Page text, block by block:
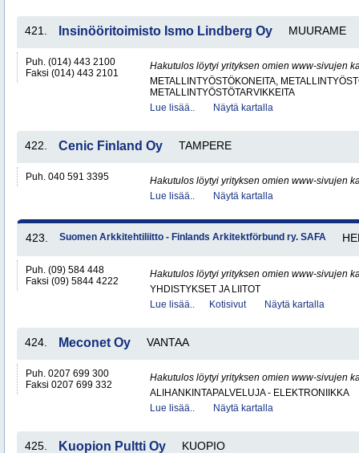
421. Insinööritoimisto Ismo Lindberg Oy MUURAME
Puh. (014) 443 2100
Faksi (014) 443 2101
Hakutulos löytyi yrityksen omien www-sivujen
METALLINTYÖSTÖKONEITA,
METALLINTYÖSTÖTARVIKKEITA
Lue lisää..
Näytä kartalla
422. Cenic Finland Oy TAMPERE
Puh. 040 591 3395
Hakutulos löytyi yrityksen omien www-sivujen
Lue lisää..
Näytä kartalla
423. Suomen Arkkitehtiliitto - Finlands Arkitektförbund ry. SAFA
Puh. (09) 584 448
Faksi (09) 5844 4222
Hakutulos löytyi yrityksen omien www-sivujen
YHDISTYKSET JA LIITOT
Lue lisää..
Kotisivut Näytä kartalla
424. Meconet Oy VANTAA
Puh. 0207 699 300
Faksi 0207 699 332
Hakutulos löytyi yrityksen omien www-sivujen
ALIHANKINTAPALVELUJA - ELEKTRONIIKKA
Lue lisää..
Näytä kartalla
425. Kuopion Pultti Oy KUOPIO